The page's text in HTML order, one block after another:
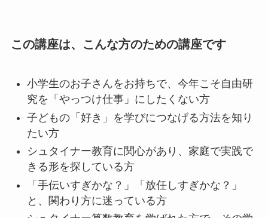
この講座は、こんな方のための講座です
小学生のお子さんをお持ちで、今年こそ自由研
究を「やっつけ仕事」にしたくない方
子どもの「好き」を学びにつなげる方法を知り
たい方
シュタイナー教育に関心があり、家庭で実践で
きる形を探している方
「手伝いすぎかな？」「放任しすぎかな？」
と、関わり方に迷っている方